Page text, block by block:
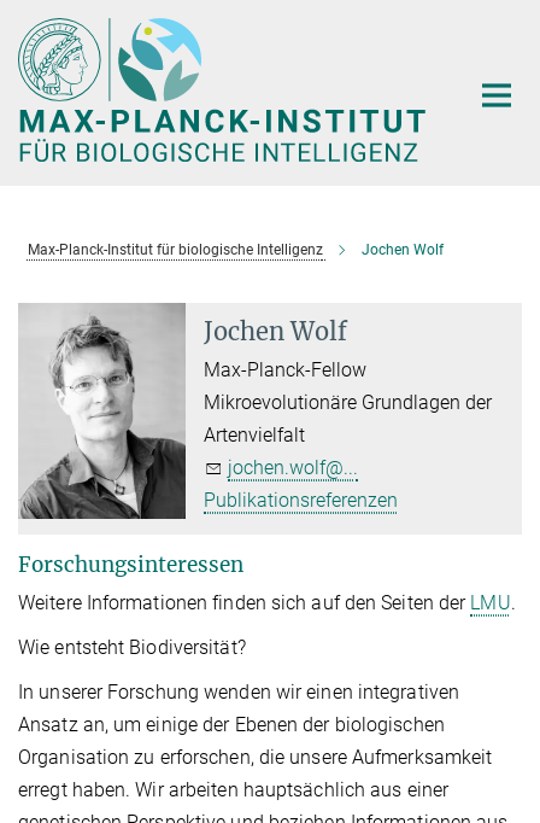
Hauptinhalt
Max-Planck-Institut für biologische Intelligenz Jochen Wolf
Jochen Wolf
Max-Planck-Fellow
Mikroevolutionäre Grundlagen der
Artenvielfalt
jochen.wolf@...
Publikationsreferenzen
Forschungsinteressen
Weitere Informationen finden sich auf den Seiten der LMU.
Wie entsteht Biodiversität?
In unserer Forschung wenden wir einen integrativen
Ansatz an, um einige der Ebenen der biologischen
Organisation zu erforschen, die unsere Aufmerksamkeit
erregt haben. Wir arbeiten hauptsächlich aus einer